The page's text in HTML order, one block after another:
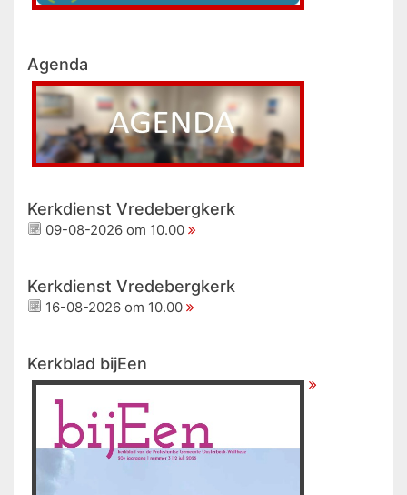
Agenda
Kerkdienst Vredebergkerk
09-08-2026 om 10.00
Kerkdienst Vredebergkerk
16-08-2026 om 10.00
Kerkblad bijEen